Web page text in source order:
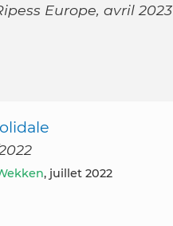
Europe, avril 2023
, juillet 2022